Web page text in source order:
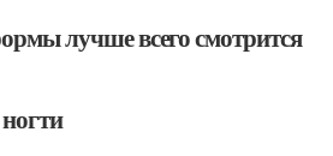
лучше всего смотрится